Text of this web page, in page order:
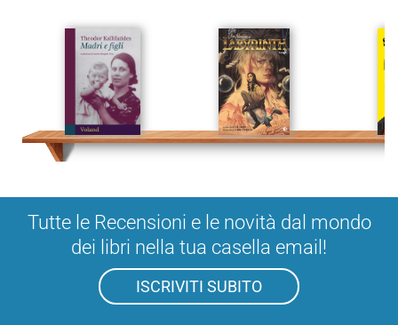
Tutte le Recensioni e le novità dal mondo
dei libri nella tua casella email!
ISCRIVITI SUBITO